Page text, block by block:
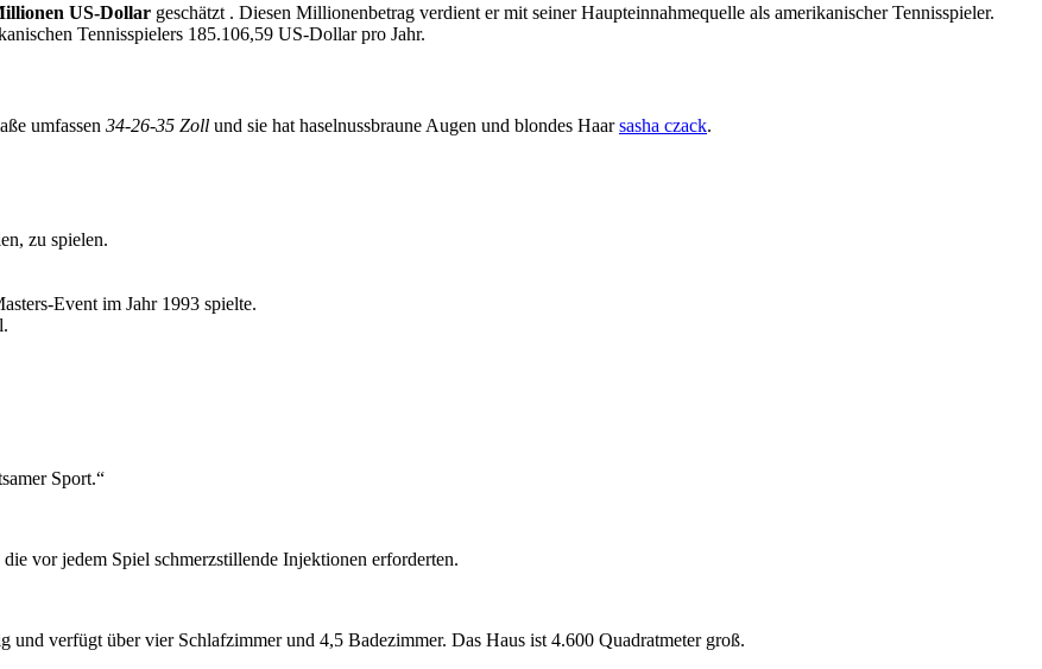
US-Dollar geschätzt . Diesen Millionenbetrag verdient er mit seiner Haupteinnahmequelle als amerikanischer Tennisspieler.
Tennisspielers 185.106,59 US-Dollar pro Jahr.
umfassen 34-26-35 Zoll und sie hat haselnussbraune Augen und blondes Haarsasha czack.
zu spielen.
Event im Jahr 1993 spielte.
Sport.“
vor jedem Spiel schmerzstillende Injektionen erforderten.
verfügt über vier Schlafzimmer und 4,5 Badezimmer. Das Haus ist 4.600 Quadratmeter groß.